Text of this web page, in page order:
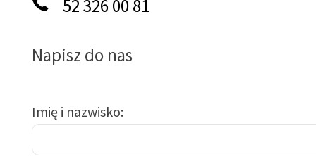
52 326 00 81
Napisz do nas
Imię i nazwisko